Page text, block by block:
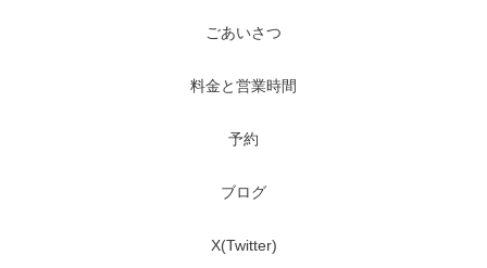
ごあいさつ
料金と営業時間
予約
ブログ
X(Twitter)